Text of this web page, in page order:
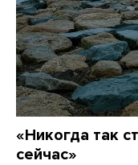
«Никогда так
сейчас»